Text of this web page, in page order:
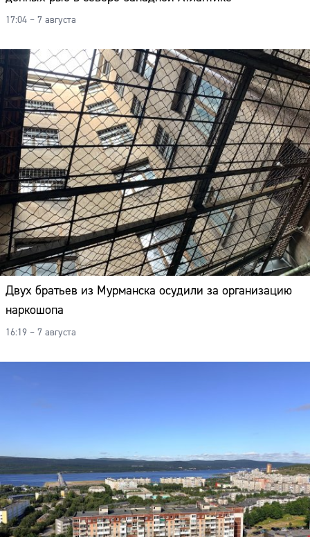
17:04 – 7 августа
Двух братьев из Мурманска осудили за организацию
наркошопа
16:19 – 7 августа